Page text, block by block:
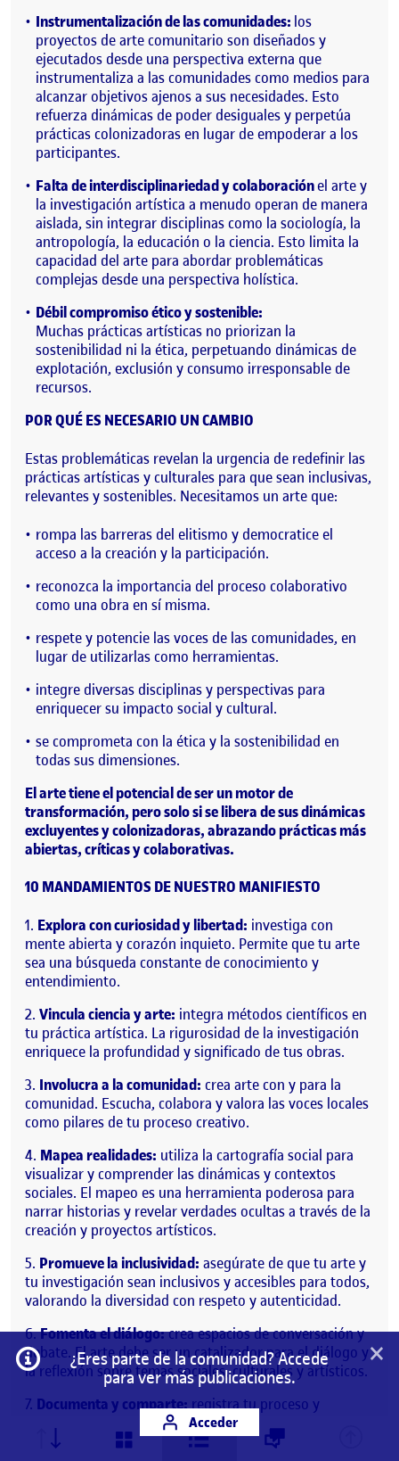
Instrumentalización de las comunidades: los
proyectos de arte comunitario son diseñados y
ejecutados desde una perspectiva externa que
instrumentaliza a las comunidades como medios para
alcanzar objetivos ajenos a sus necesidades. Esto
refuerza dinámicas de poder desiguales y perpetúa
prácticas colonizadoras en lugar de empoderar a los
participantes.
Falta de interdisciplinariedad y colaboraciónel arte y
la investigación artística a menudo operan de manera
aislada, sin integrar disciplinas como la sociología, la
antropología, la educación o la ciencia. Esto limita la
capacidad del arte para abordar problemáticas
complejas desde una perspectiva holística.
Débil compromiso ético y sostenible:
Muchas prácticas artísticas no priorizan la
sostenibilidad ni la ética, perpetuando dinámicas de
explotación, exclusión y consumo irresponsable de
recursos.
POR QUÉ ES NECESARIO UN CAMBIO
Estas problemáticas revelan la urgencia de redefinir las
prácticas artísticas y culturales para que sean inclusivas,
relevantes y sostenibles. Necesitamos un arte que:
rompa las barreras del elitismo y democratice el
acceso a la creación y la participación.
reconozca la importancia del proceso colaborativo
como una obra en sí misma.
respete y potencie las voces de las comunidades, en
lugar de utilizarlas como herramientas.
integre diversas disciplinas y perspectivas para
enriquecer su impacto social y cultural.
se comprometa con la ética y la sostenibilidad en
todas sus dimensiones.
El arte tiene el potencial de ser un motor de
transformación, pero solo si se libera de sus dinámicas
excluyentes y colonizadoras, abrazando prácticas más
abiertas, críticas y colaborativas.
10 MANDAMIENTOS DE NUESTRO MANIFIESTO
Explora con curiosidad y libertad: investiga con
mente abierta y corazón inquieto. Permite que tu arte
sea una búsqueda constante de conocimiento y
entendimiento.
Vincula ciencia y arte: integra métodos científicos en
tu práctica artística. La rigurosidad de la investigación
enriquece la profundidad y significado de tus obras.
Involucra a la comunidad: crea arte con y para la
comunidad. Escucha, colabora y valora las voces locales
como pilares de tu proceso creativo.
Mapea realidades: utiliza la cartografía social para
visualizar y comprender las dinámicas y contextos
sociales. El mapeo es una herramienta poderosa para
narrar historias y revelar verdades ocultas a través de la
creación y proyectos artísticos.
Promueve la inclusividad: asegúrate de que tu arte y
tu investigación sean inclusivos y accesibles para todos,
valorando la diversidad con respeto y autenticidad.
Fomenta el diálogo:crea espacios de conversación y
debate. El arte debe ser un catalizador para el diálogo y
la reflexión sobre temas sociales, culturales y artísticos.
Documenta y comparte:registra tu proceso y
comparte tus hallazgos. La transparencia, la confianza y
la colaboración con la comunidad.
Información
¿Eres parte de la comunidad? Accede
para ver más publicaciones.
Acceder
×